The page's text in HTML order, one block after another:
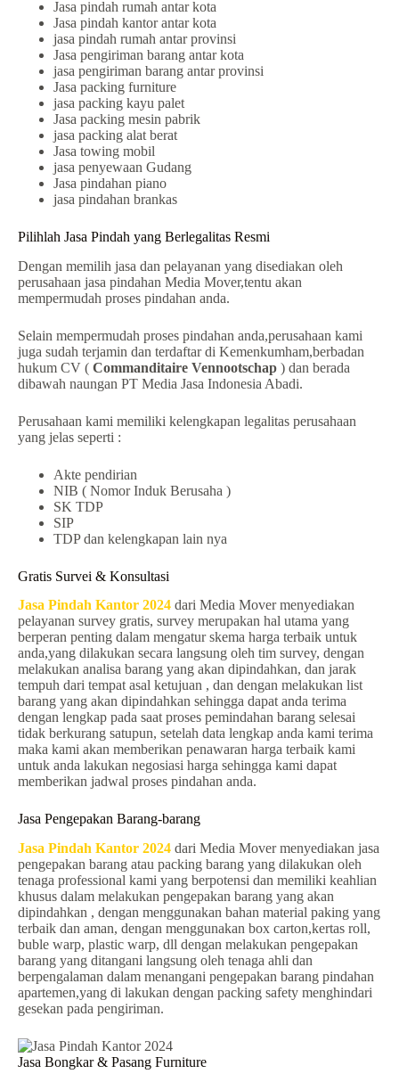
Jasa pindah rumah antar kota
Jasa pindah kantor antar kota
jasa pindah rumah antar provinsi
Jasa pengiriman barang antar kota
jasa pengiriman barang antar provinsi
Jasa packing furniture
jasa packing kayu palet
Jasa packing mesin pabrik
jasa packing alat berat
Jasa towing mobil
jasa penyewaan Gudang
Jasa pindahan piano
jasa pindahan brankas
Pilihlah Jasa Pindah yang Berlegalitas Resmi
Dengan memilih jasa dan pelayanan yang disediakan oleh
perusahaan jasa pindahan Media Mover,tentu akan
mempermudah proses pindahan anda.
Selain mempermudah proses pindahan anda,perusahaan kami
juga sudah terjamin dan terdaftar di Kemenkumham,berbadan
hukum CV ( Commanditaire Vennootschap ) dan berada
dibawah naungan PT Media Jasa Indonesia Abadi.
Perusahaan kami memiliki kelengkapan legalitas perusahaan
yang jelas seperti :
Akte pendirian
NIB ( Nomor Induk Berusaha )
SK TDP
SIP
TDP dan kelengkapan lain nya
Gratis Survei & Konsultasi
Jasa Pindah Kantor 2024 dari Media Mover menyediakan
pelayanan survey gratis, survey merupakan hal utama yang
berperan penting dalam mengatur skema harga terbaik untuk
anda,yang dilakukan secara langsung oleh tim survey, dengan
melakukan analisa barang yang akan dipindahkan, dan jarak
tempuh dari tempat asal ketujuan , dan dengan melakukan list
barang yang akan dipindahkan sehingga dapat anda terima
dengan lengkap pada saat proses pemindahan barang selesai
tidak berkurang satupun, setelah data lengkap anda kami terima
maka kami akan memberikan penawaran harga terbaik kami
untuk anda lakukan negosiasi harga sehingga kami dapat
memberikan jadwal proses pindahan anda.
Jasa Pengepakan Barang-barang
Jasa Pindah Kantor 2024 dari Media Mover menyediakan jasa
pengepakan barang atau packing barang yang dilakukan oleh
tenaga professional kami yang berpotensi dan memiliki keahlian
khusus dalam melakukan pengepakan barang yang akan
dipindahkan , dengan menggunakan bahan material paking yang
terbaik dan aman, dengan menggunakan box carton,kertas roll,
buble warp, plastic warp, dll dengan melakukan pengepakan
barang yang ditangani langsung oleh tenaga ahli dan
berpengalaman dalam menangani pengepakan barang pindahan
apartemen,yang di lakukan dengan packing safety menghindari
gesekan pada pengiriman.
Jasa Bongkar & Pasang Furniture